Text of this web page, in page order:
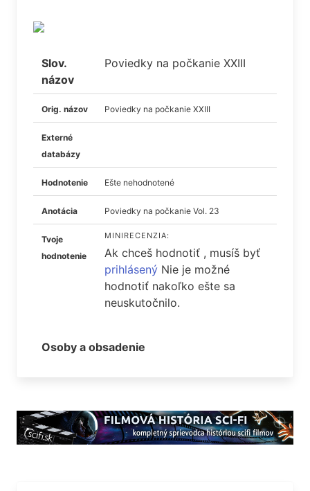
Slov.
názov
Poviedky na počkanie XXIII
Orig. názov Poviedky na počkanie XXIII
Externé
databázy
Hodnotenie Ešte nehodnotené
Anotácia Poviedky na počkanie Vol. 23
Tvoje
hodnotenie
MINIRECENZIA:
Ak chceš hodnotiť , musíš byť
prihlásený Nie je možné
hodnotiť nakoľko ešte sa
neuskutočnilo.
Osoby a obsadenie